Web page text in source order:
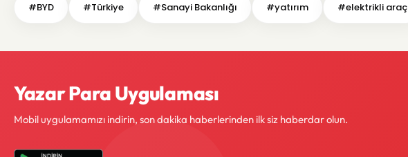
#BYD #Türkiye #Sanayi Bakanlığı #yatırım #elektrikli araç
Yazar Para Uygulaması
Mobil uygulamamızı indirin, son dakika haberlerinden ilk siz haberdar olun.